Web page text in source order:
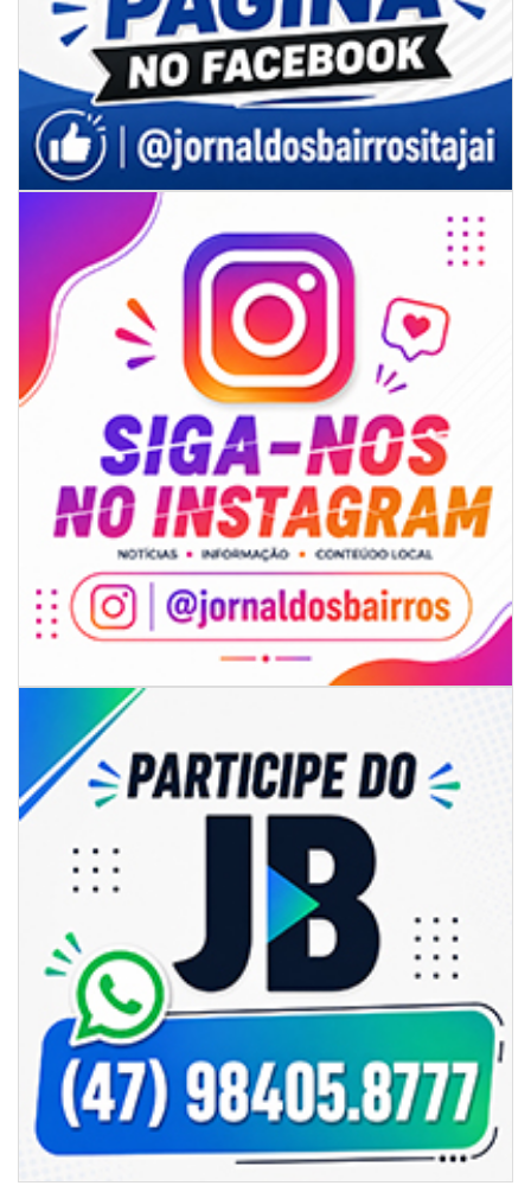
06/08/2026 | 07:00
Inscrições para a exploração da gastronomia do 14º Acampamento
Farroupilha estão abertas
06/08/2026 | 07:00
Camboriú: exposição de arte transforma o Paço Municipal em um espaço
de cultura